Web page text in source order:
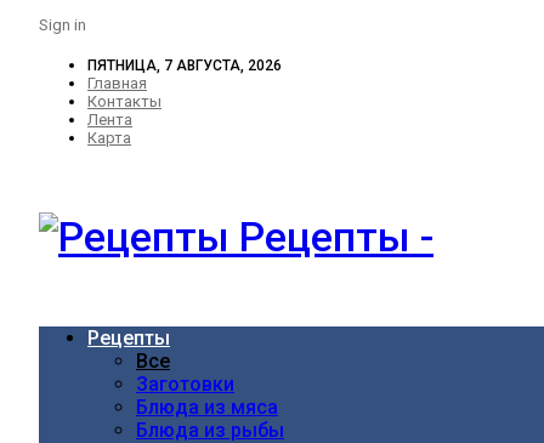
Sign in
ПЯТНИЦА, 7 АВГУСТА, 2026
Главная
Контакты
Лента
Карта
Рецепты -
Рецепты
Все
Заготовки
Блюда из мяса
Блюда из рыбы